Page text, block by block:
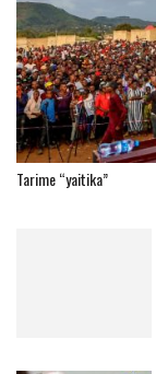
Tarime “yaitika”